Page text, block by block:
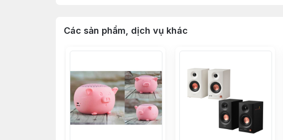
Các sản phẩm, dịch vụ khác